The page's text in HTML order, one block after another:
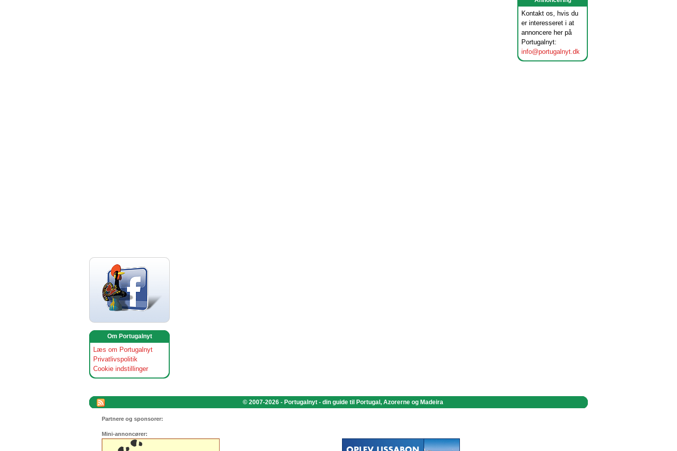
Kontakt os, hvis du
er interesseret i at
annoncere her på
Portugalnyt:
info@portugalnyt.dk
Om Portugalnyt
Læs om Portugalnyt
Privatlivspolitik
Cookie indstillinger
© 2007-2026 - Portugalnyt - din guide til Portugal, Azorerne og Madeira
Partnere og sponsorer:
Mini-annoncører: